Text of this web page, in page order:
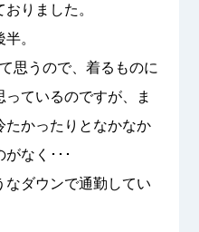
りました。
。
思うので、着るものに
ているのですが、ま
たかったりとなかなか
なく･･･
なダウンで通勤してい